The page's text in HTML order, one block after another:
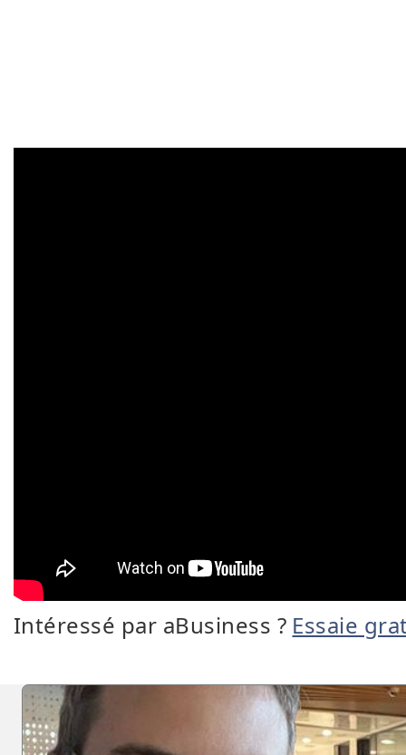
Intéressé par aBusiness ? Essaie